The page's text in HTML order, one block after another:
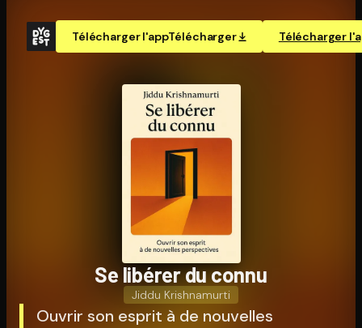
Télécharger l'appTélécharger Télécharger
Se libérer du connu
Jiddu Krishnamurti
Ouvrir son esprit à de nouvelles